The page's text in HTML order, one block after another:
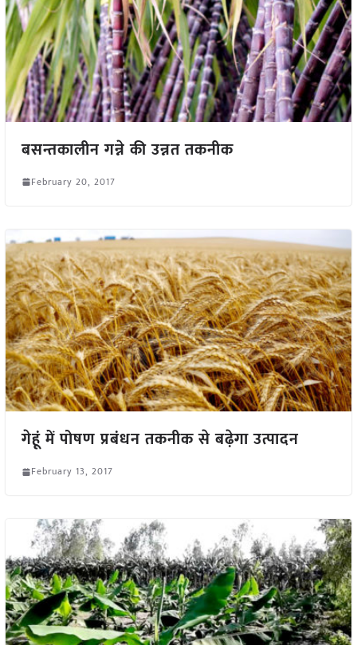
बसन्तकालीन गन्ने की उन्नत तकनीक
February 20, 2017
गेहूं में पोषण प्रबंधन तकनीक से बढ़ेगा उत्पादन
February 13, 2017